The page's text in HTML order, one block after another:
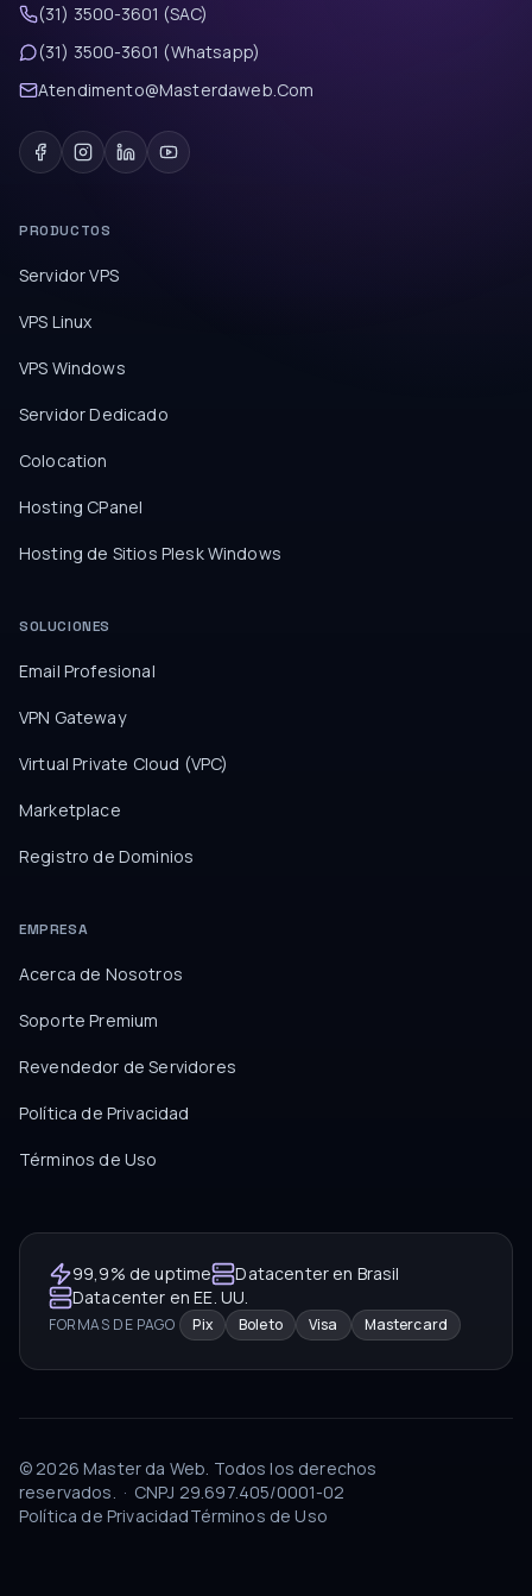
(31) 3500-3601 (SAC)
(31) 3500-3601 (Whatsapp)
Atendimento@Masterdaweb.Com
PRODUCTOS
Servidor VPS
VPS Linux
VPS Windows
Servidor Dedicado
Colocation
Hosting CPanel
Hosting de Sitios Plesk Windows
SOLUCIONES
Email Profesional
VPN Gateway
Virtual Private Cloud (VPC)
Marketplace
Registro de Dominios
EMPRESA
Acerca de Nosotros
Soporte Premium
Revendedor de Servidores
Política de Privacidad
Términos de Uso
99,9% de uptime
Datacenter en Brasil
Datacenter en EE. UU.
FORMAS DE PAGO Pix Boleto Visa Mastercard
© 2026 Master da Web. Todos los derechos
reservados. · CNPJ 29.697.405/0001-02
Política de PrivacidadTérminos de Uso